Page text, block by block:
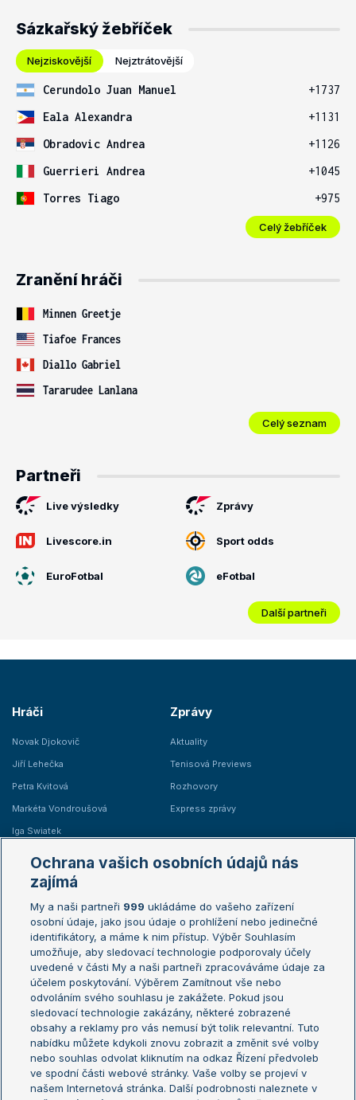
Sázkařský žebříček
Nejziskovější Nejztrátovější
Cerundolo Juan Manuel
+1737
Eala Alexandra
+1131
Obradovic Andrea
+1126
Guerrieri Andrea
+1045
Torres Tiago
+975
Celý žebříček
Zranění hráči
Minnen Greetje
Tiafoe Frances
Diallo Gabriel
Tararudee Lanlana
Celý seznam
Partneři
Live výsledky Zprávy
Livescore.in Sport odds
EuroFotbal eFotbal
Další partneři
Hráči
Novak Djokovič
Jiří Lehečka
Petra Kvitová
Markéta Vondroušová
Iga Swiatek
Zprávy
Aktuality
Tenisová Previews
Rozhovory
Express zprávy
Žebříčky
Žebříček ATP (muži)
Žebříček WTA (ženy)
Sázkařský žebříček
Australian Open
French Open
Wimbledon
US Open
Turnaj mistrů
Turnaj mistryň
Aktualní trendy
Fotbalové přestupy
Livesport Daily
Ochrana vašich osobních údajů nás
zajímá
My a naši partneři 999 ukládáme do vašeho zařízení
osobní údaje, jako jsou údaje o prohlížení nebo jedinečné
identifikátory, a máme k nim přístup. Výběr Souhlasím
umožňuje, aby sledovací technologie podporovaly účely
uvedené v části My a naši partneři zpracováváme údaje za
účelem poskytování. Výběrem Zamítnout vše nebo
odvoláním svého souhlasu je zakážete. Pokud jsou
sledovací technologie zakázány, některé zobrazené
obsahy a reklamy pro vás nemusí být tolik relevantní. Tuto
nabídku můžete kdykoli znovu zobrazit a změnit své volby
nebo souhlas odvolat kliknutím na odkaz Řízení předvoleb
ve spodní části webové stránky. Vaše volby se projeví v
našem Internetová stránka. Další podrobnosti naleznete v